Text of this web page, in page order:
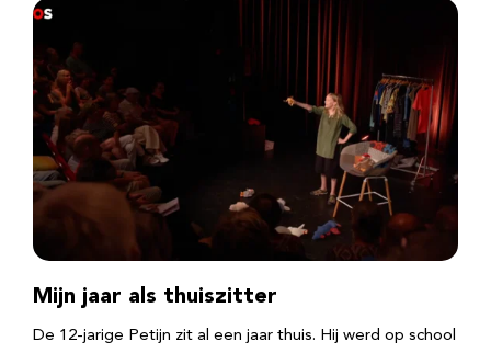
Mijn jaar als thuiszitter
De 12-jarige Petijn zit al een jaar thuis. Hij werd op school